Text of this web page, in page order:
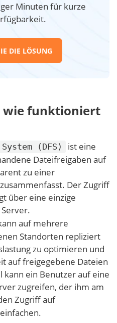
Minuten für kurze
DIE LÖSUNG
wie funktioniert
(DFS)
ist eine
Dateifreigaben auf
zu einer
Der Zugriff
über eine einzige
Server.
auf mehrere
Standorten repliziert
zu optimieren und
auf freigegebene Dateien
kann ein Benutzer auf eine
zugreifen, der ihm am
Zugriff auf